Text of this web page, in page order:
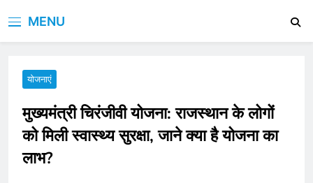
MENU
योजनाएं
मुख्यमंत्री चिरंजीवी योजना: राजस्थान के लोगों
को मिली स्वास्थ्य सुरक्षा, जाने क्या है योजना का
लाभ?